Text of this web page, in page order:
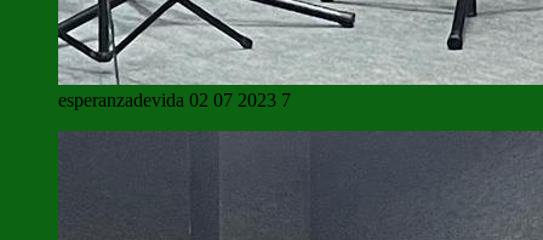
esperanzadevida 02 07 2023 7